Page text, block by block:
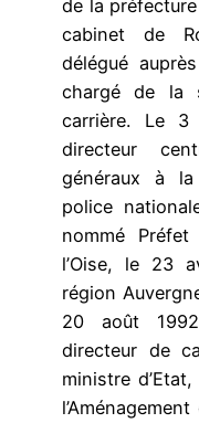
de la
cabinet de
délégué
chargé de la
carrière. Le
directeur
généraux à
police
nommé
l’Oise, le 23
région
20 août
directeur de
ministre